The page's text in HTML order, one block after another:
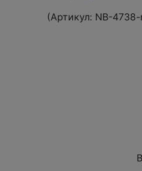
(Артикул: NB-4738-